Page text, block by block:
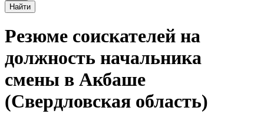
Найти
Резюме соискателей на
должность начальника
смены в Акбаше
(Свердловская область)